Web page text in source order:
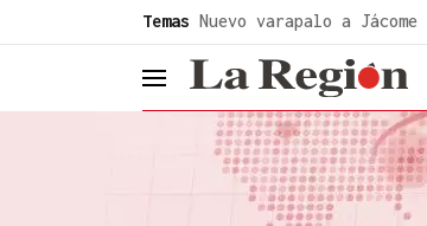
Temas Nuevo varapalo a Jácome
header.menu.open